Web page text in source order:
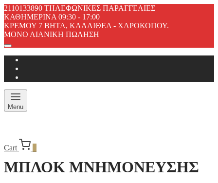
2110133890 ΤΗΛΕΦΩΝΙΚΕΣ ΠΑΡΑΓΓΕΛΙΕΣ
ΚΑΘΗΜΕΡΙΝΑ 09:30 - 17:00
ΚΡΕΜΟΥ 7 ΒΗΤΑ, ΚΑΛΛΙΘΕΑ - ΧΑΡΟΚΟΠΟΥ.
ΜΟΝΟ ΛΙΑΝΙΚΗ ΠΩΛΗΣΗ
Menu
Cart
ΜΠΛΟΚ ΜΝΗΜΟΝΕΥΣΗΣ